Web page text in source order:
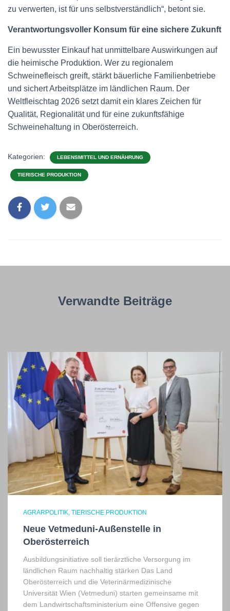
zu verwerten, ist für uns selbstverständlich“, betont sie.
Verantwortungsvoller Konsum für eine sichere Zukunft
Ein bewusster Einkauf hat unmittelbare Auswirkungen auf
die heimische Produktion. Wer zu regionalem
Schweinefleisch greift, stärkt bäuerliche Familienbetriebe
und sichert Arbeitsplätze im ländlichen Raum. Der
Weltfleischtag 2026 setzt damit ein klares Zeichen für
Qualität, Regionalität und für eine zukunftsfähige
Schweinehaltung in Oberösterreich.
Kategorien: LEBENSMITTEL UND ERNÄHRUNG
TIERISCHE PRODUKTION
Verwandte Beiträge
AGRARPOLITIK TIERISCHE PRODUKTION
Neue Vetmeduni-Außenstelle in
Oberösterreich
Ausbildungsinitiative soll tierärztliche Versorgung im
ländlichen Raum nachhaltig stärken Das Land
Oberösterreich und die Veterinärmedizinische
Universität Wien (Vetmeduni) starten gemeinsame mit
dem Landwirtschaftsministerium eine Offensive gegen